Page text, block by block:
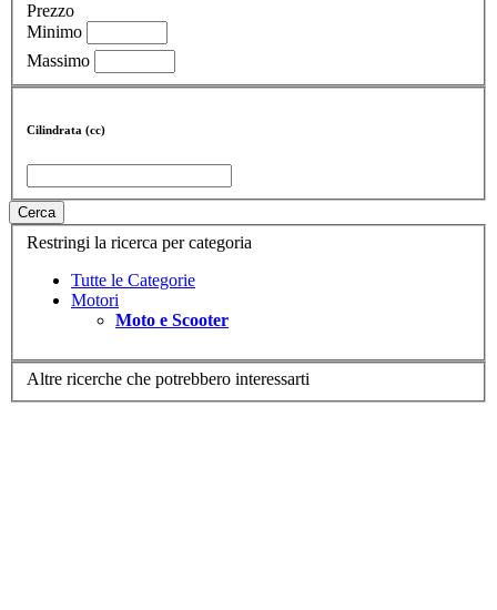
Prezzo
Minimo
Massimo
Cilindrata (cc)
Cerca
Restringi la ricerca per categoria
Tutte le Categorie
Motori
Moto e Scooter
Altre ricerche che potrebbero interessarti